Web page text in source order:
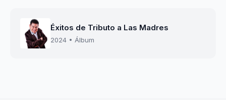
Éxitos de Tributo a Las Madres
2024 • Álbum